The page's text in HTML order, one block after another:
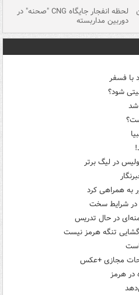
لحظه انفجار جایگاه CNG "صحنه" در
دوربین مداربسته
با فسفر
شود؟
شد
در لیگ برتر
به همراهی کرد
در شرایط سخت
در حال تدریس
تنگه هرمز نیست
است
مجازی +عکس
در هرمز